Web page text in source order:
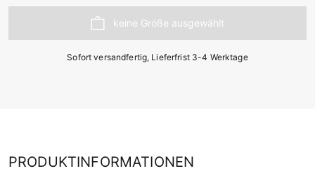
Sofort versandfertig, Lieferfrist 3-4 Werktage
PRODUKTINFORMATIONEN